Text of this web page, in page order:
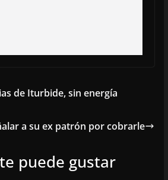
de Iturbide, sin energía
a su ex patrón por cobrarle
puede gustar